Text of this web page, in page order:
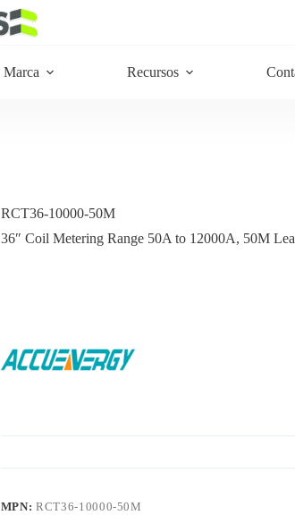
Marca Recursos
RCT36-10000-50M
36″ Coil Metering Range 50A to 12000A, 50M
MPN:RCT36-10000-50M